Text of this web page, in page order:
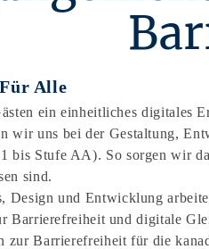
Alle
ein einheitliches
wir uns bei der Gestaltung,
bis Stufe AA). So sorgen wir
sind.
Design und Entwicklung
Barrierefreiheit und digitale
zur Barrierefreiheit für die